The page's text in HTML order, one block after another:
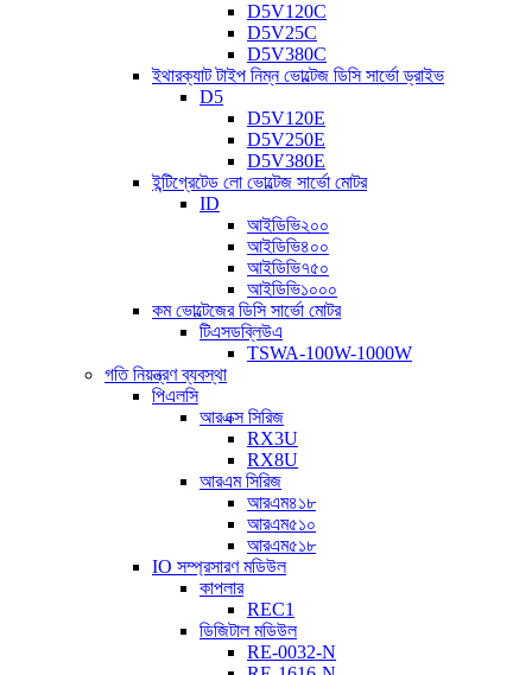
D5V120C
D5V25C
D5V380C
ইথারক্যাট টাইপ নিম্ন ভোল্টেজ ডিসি সার্ভো ড্রাইভ
D5
D5V120E
D5V250E
D5V380E
ইন্টিগ্রেটেড লো ভোল্টেজ সার্ভো মোটর
ID
আইডিভি২০০
আইডিভি৪০০
আইডিভি৭৫০
আইডিভি১০০০
কম ভোল্টেজের ডিসি সার্ভো মোটর
টিএসডব্লিউএ
TSWA-100W-1000W
গতি নিয়ন্ত্রণ ব্যবস্থা
পিএলসি
আরএক্স সিরিজ
RX3U
RX8U
আরএম সিরিজ
আরএম৪১৮
আরএম৫১০
আরএম৫১৮
IO সম্প্রসারণ মডিউল
কাপলার
REC1
ডিজিটাল মডিউল
RE-0032-N